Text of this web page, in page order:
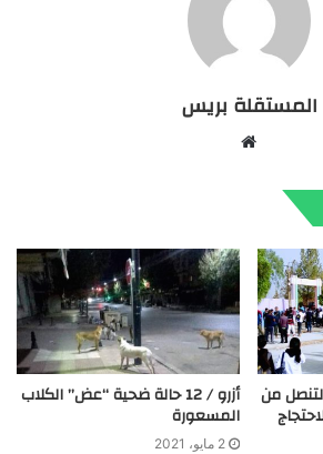
المستقلة بريس
من أزرو / 12 حالة ضحية “عض” الكلاب
المسعورة
2 مايو، 2021